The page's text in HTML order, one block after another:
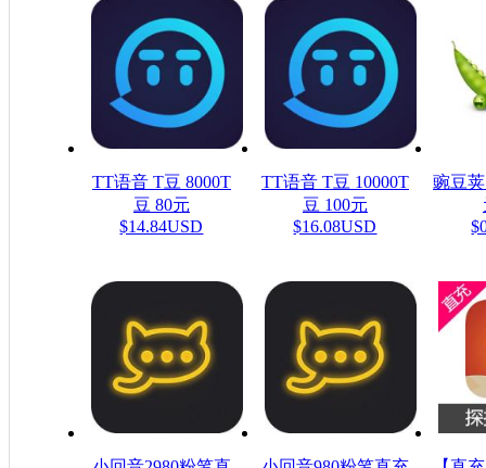
TT语音 T豆 8000T
豆 80元
$14.84USD
TT语音 T豆 10000T
豆 100元
$16.08USD
豌豆